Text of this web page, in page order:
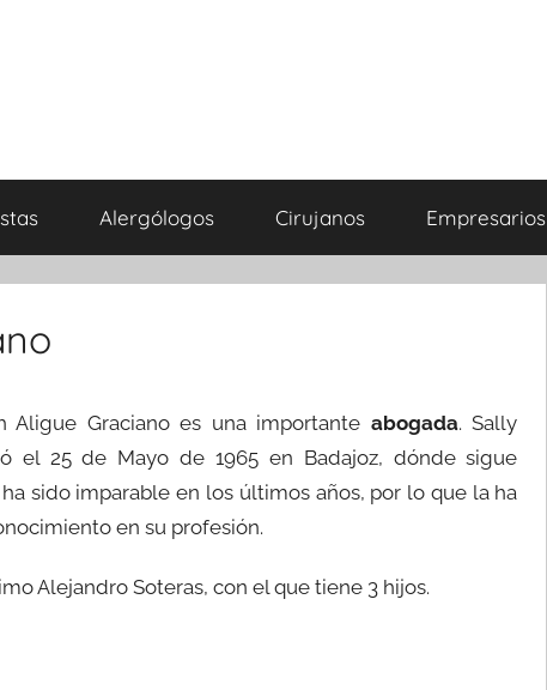
Alergólogos Cirujanos Empresarios
Aligue Graciano es una importante abogada. Sally
el 25 de Mayo de 1965 en Badajoz, dónde sigue
sido imparable en los últimos años, por lo que la ha
en su profesión.
Alejandro Soteras, con el que tiene 3 hijos.